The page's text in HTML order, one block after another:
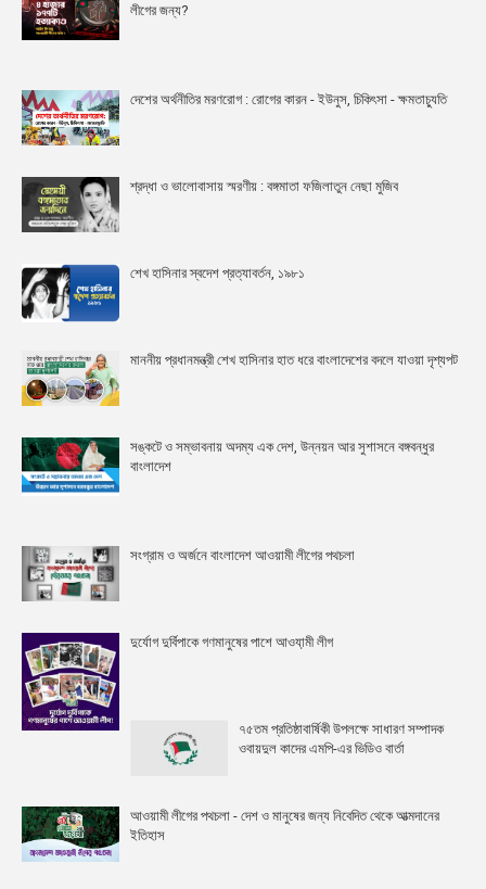
লীগের জন্য?
দেশের অর্থনীতির মরণরোগ : রোগের কারন - ইউনুস, চিকিৎসা - ক্ষমতাচ্যুতি
শ্রদ্ধা ও ভালোবাসায় স্মরণীয় : বঙ্গমাতা ফজিলাতুন নেছা মুজিব
শেখ হাসিনার স্বদেশ প্রত্যাবর্তন, ১৯৮১
মাননীয় প্রধানমন্ত্রী শেখ হাসিনার হাত ধরে বাংলাদেশের বদলে যাওয়া দৃশ্যপট
সঙ্কটে ও সম্ভাবনায় অদম্য এক দেশ, উন্নয়ন আর সুশাসনে বঙ্গবন্ধুর
বাংলাদেশ
সংগ্রাম ও অর্জনে বাংলাদেশ আওয়ামী লীগের পথচলা
দুর্যোগ দুর্বিপাকে গণমানুষের পাশে আওযা়মী লীগ
৭৫তম প্রতিষ্ঠাবার্ষিকী উপলক্ষে সাধারণ সম্পাদক
ওবায়দুল কাদের এমপি-এর ভিডিও বার্তা
আওয়ামী লীগের পথচলা - দেশ ও মানুষের জন্য নিবেদিত থেকে আত্মদানের
ইতিহাস